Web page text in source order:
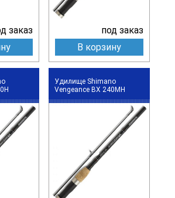
заказ
под заказ
В корзину
Удилище Shimano
Vengeance BX 240MH